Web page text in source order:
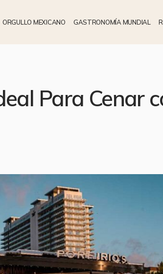
ORGULLO MEXICANO GASTRONOMÍA MUNDIAL
Para Cenar